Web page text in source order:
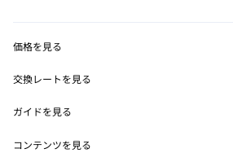
MetaMask Connect
Snaps
Web3サービス
セキュリティ
サポート
価格を見る
イーサリアムの価格
Solanaの価格
交換レートを見る
ETH→USD
USDT→INR
ガイドを見る
ETHの購入
コンテンツを見る